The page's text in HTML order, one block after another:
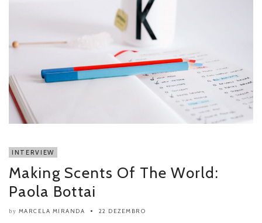
INTERVIEW
Making Scents Of The World:
Paola Bottai
by MARCELA MIRANDA 22 DEZEMBRO